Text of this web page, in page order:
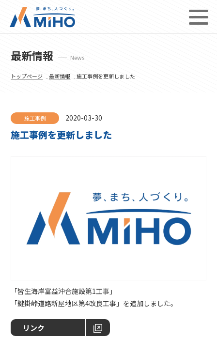
最新情報 News
トップページ ₋最新情報 ₋ 施工事例を更新しました
施工事例 2020-03-30
施工事例を更新しました
「皆生海岸富益沖合施設第1工事」
「鍵掛峠道路新屋地区第4改良工事」を追加しました。
リンク